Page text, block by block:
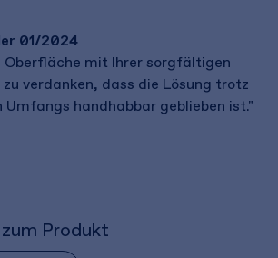
01/2024
Oberfläche mit Ihrer sorgfältigen
verdanken, dass die Lösung trotz
Umfangs handhabbar geblieben ist."
Produkt